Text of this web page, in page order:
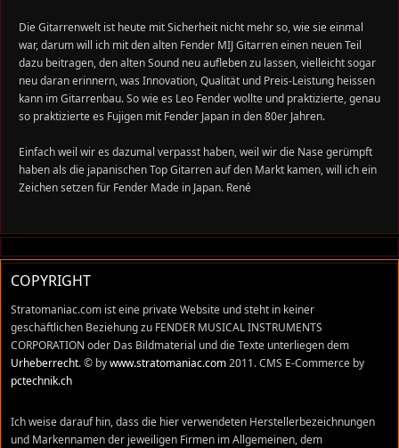
Die Gitarrenwelt ist heute mit Sicherheit nicht mehr so, wie sie einmal
war, darum will ich mit den alten Fender MIJ Gitarren einen neuen Teil
dazu beitragen, den alten Sound neu aufleben zu lassen, vielleicht sogar
neu daran erinnern, was Innovation, Qualität und Preis-Leistung heissen
kann im Gitarrenbau. So wie es Leo Fender wollte und praktizierte, genau
so praktizierte es Fujigen mit Fender Japan in den 80er Jahren.
Einfach weil wir es dazumal verpasst haben, weil wir die Nase gerümpft
haben als die japanischen Top Gitarren auf den Markt kamen, will ich ein
Zeichen setzen für Fender Made in Japan. René
COPYRIGHT
Stratomaniac.com ist eine private Website und steht in keiner
geschäftlichen Beziehung zu FENDER MUSICAL INSTRUMENTS
CORPORATION oder Das Bildmaterial und die Texte unterliegen dem
Urheberrecht. © bywww.stratomaniac.com2011. CMS E-Commerce by
pctechnik.ch
Ich weise darauf hin, dass die hier verwendeten Herstellerbezeichnungen
und Markennamen der jeweiligen Firmen im Allgemeinen, dem